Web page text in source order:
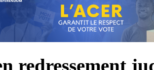
redressement